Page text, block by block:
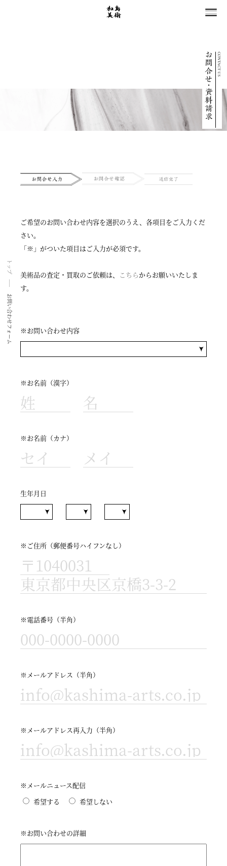
トップ
お問い合わせフォーム
CONTACT US
ご希望のお問い合わせ内容を選択のうえ、 各項目をご入力くだ
さい。
「※」がついた項目はご入力が必須です。
美術品の査定・買取のご依頼は、 こちらからお願いいたしま
す。
※お問い合わせ内容
※お名前（漢字）
※お名前（カナ）
生年月日
※ご住所（郵便番号ハイフンなし）
※電話番号（半角）
※メールアドレス（半角）
※メールアドレス再入力（半角）
※メールニュース配信
希望する
希望しない
※お問い合わせの詳細